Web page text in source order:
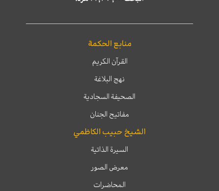
منابع الحكمة
القرآن الكريم
نهج البلاغة
الصحيفة السجادية
مفاتيح الجنان
الشيخ حبيب الكاظمي
السيرة الذاتية
معرض الصور
المحاضرات